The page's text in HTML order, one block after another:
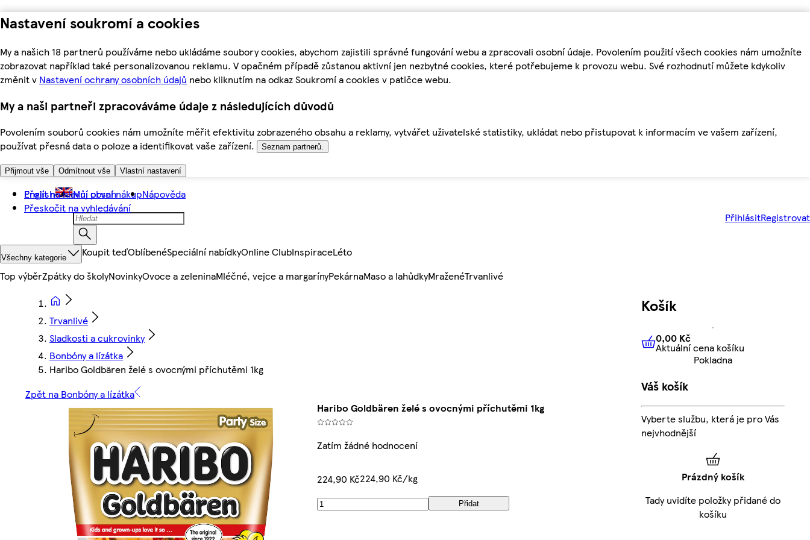
Nastavení soukromí a cookies
My a našich 18 partnerů používáme nebo ukládáme soubory cookies, abychom zajistili správné fungování webu a zpracovali osobní údaje. Povolením použití všech cookies nám umožníte
zobrazovat například také personalizovanou reklamu. V opačném případě zůstanou aktivní jen nezbytné cookies, které potřebujeme k provozu webu. Své rozhodnutí můžete kdykoliv
změnit v Nastavení ochrany osobních údajů nebo kliknutím na odkaz Soukromí a cookies v patičce webu.
My a naši partneři zpracováváme údaje z následujících důvodů
Povolením souborů cookies nám umožníte měřit efektivitu zobrazeného obsahu a reklamy, vytvářet uživatelské statistiky, ukládat nebo přistupovat k informacím ve vašem zařízení,
používat přesná data o poloze a identifikovat vaše zařízení.
Seznam partnerů.
Přijmout vše Odmítnout vše Vlastní nastavení
Přejít na hlavní obsah
Přeskočit na vyhledávání
English Můj první nákupNápověda
PřihlásitRegistrovat
Všechny kategorie Koupit teďOblíbenéSpeciální nabídkyOnline ClubInspiraceLéto
Top výběrZpátky do školyNovinkyOvoce a zeleninaMléčné, vejce a margarínyPekárnaMaso a lahůdkyMraženéTrvanlivé
Trvanlivé
Sladkosti a cukrovinky
Bonbóny a lízátka
Haribo Goldbären želé s ovocnými příchutěmi 1kg
Zpět na Bonbóny a lízátka
Haribo Goldbären želé s ovocnými příchutěmi 1kg
Zatím žádné hodnocení
224,90 Kč224,90 Kč/kg
Přidat
Košík
0,00 KčAktuální cena košíku
0,00 Kč
Aktuální cena košíku
Pokladna
Váš košík
Vyberte službu, která je pro Vás
nejvhodnější
Prázdný košík
Tady uvidíte položky přidané do
košíku